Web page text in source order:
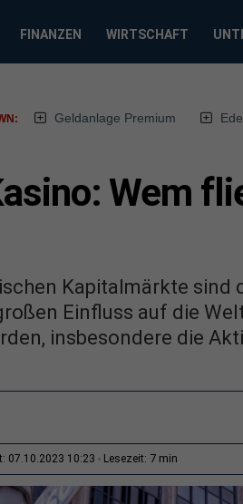
FINANZEN WIRTSCHAFT
Geldanlage Premium
Wem
Kapitalmärkte
Einfluss auf die
insbesondere die
07.10.2023 10:23 Lesezeit: 7 min